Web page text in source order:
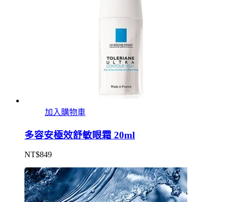
加入購物車
多容安極效舒敏眼霜 20ml
NT$849